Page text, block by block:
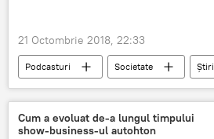
21 Octombrie 2018, 22:33
Podcasturi Societate
Știri
Podcasturi
Zinaida Gribincea
Cum a evoluat de-a lungul timpului
show-business-ul autohton